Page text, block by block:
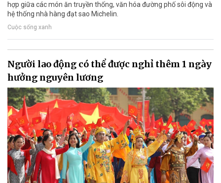
hợp giữa các món ăn truyền thống, văn hóa đường phố sôi động và
hệ thống nhà hàng đạt sao Michelin.
Cuộc sống xanh
Người lao động có thể được nghỉ thêm 1 ngày
hưởng nguyên lương